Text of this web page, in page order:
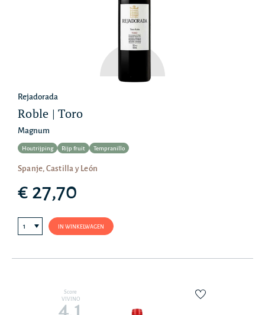
Rejadorada
Roble | Toro
Magnum
Houtrijping Rijp fruit Tempranillo
Spanje, Castilla y León
€ 27,70
IN WINKELWAGEN
Score
VIVINO